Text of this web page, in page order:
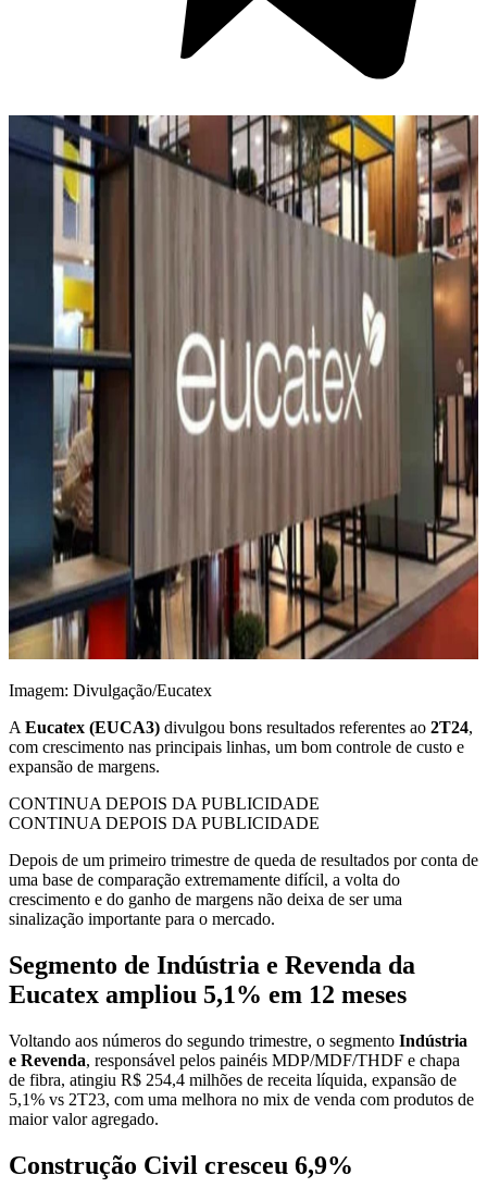
Imagem: Divulgação/Eucatex
A Eucatex (EUCA3) divulgou bons resultados referentes ao 2T24,
com crescimento nas principais linhas, um bom controle de custo e
expansão de margens.
CONTINUA DEPOIS DA PUBLICIDADE
CONTINUA DEPOIS DA PUBLICIDADE
Depois de um primeiro trimestre de queda de resultados por conta de
uma base de comparação extremamente difícil, a volta do
crescimento e do ganho de margens não deixa de ser uma
sinalização importante para o mercado.
Segmento de Indústria e Revenda da
Eucatex ampliou 5,1% em 12 meses
Voltando aos números do segundo trimestre, o segmento Indústria
e Revenda, responsável pelos painéis MDP/MDF/THDF e chapa
de fibra, atingiu R$ 254,4 milhões de receita líquida, expansão de
5,1% vs 2T23, com uma melhora no mix de venda com produtos de
maior valor agregado.
Construção Civil cresceu 6,9%